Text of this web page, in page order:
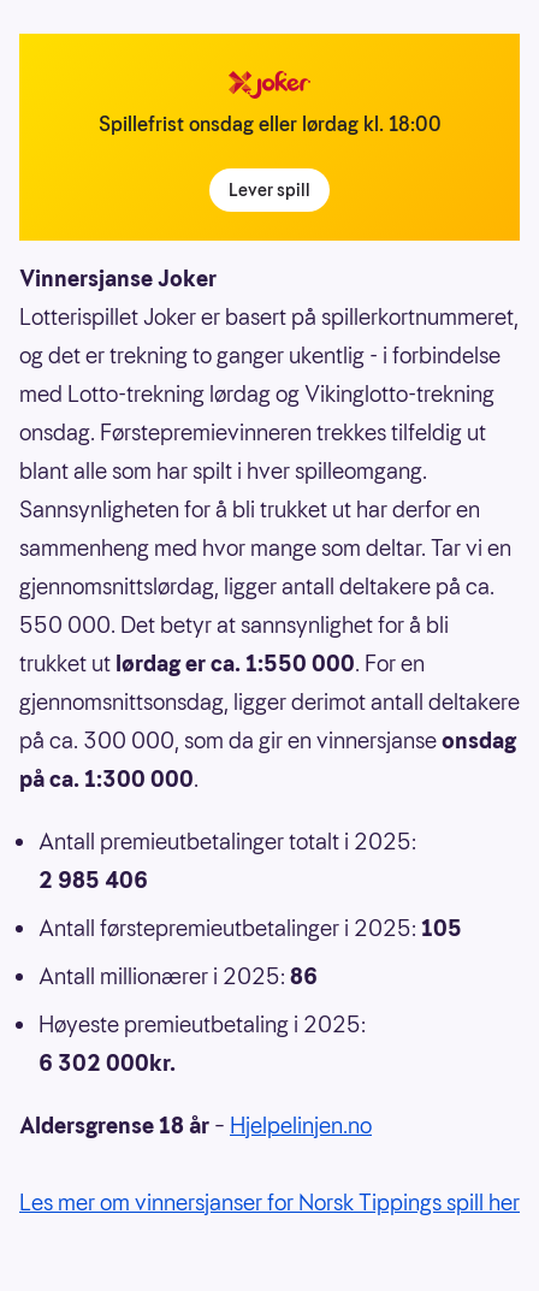
Spillefrist onsdag eller lørdag kl. 18:00
Lever spill
Vinnersjanse Joker
Lotterispillet Joker er basert på spillerkortnummeret,
og det er trekning to ganger ukentlig - i forbindelse
med Lotto-trekning lørdag og Vikinglotto-trekning
onsdag. Førstepremievinneren trekkes tilfeldig ut
blant alle som har spilt i hver spilleomgang.
Sannsynligheten for å bli trukket ut har derfor en
sammenheng med hvor mange som deltar. Tar vi en
gjennomsnittslørdag, ligger antall deltakere på ca.
550 000. Det betyr at sannsynlighet for å bli
trukket ut lørdag er ca. 1:550 000. For en
gjennomsnittsonsdag, ligger derimot antall deltakere
på ca. 300 000, som da gir en vinnersjanseonsdag
på ca. 1:300 000.
Antall premieutbetalinger totalt i 2025:
2 985 406
Antall førstepremieutbetalinger i 2025: 105
Antall millionærer i 2025: 86
Høyeste premieutbetaling i 2025:
6 302 000kr.
Aldersgrense 18 år – Hjelpelinjen.no
Les mer om vinnersjanser for Norsk Tippings spill her